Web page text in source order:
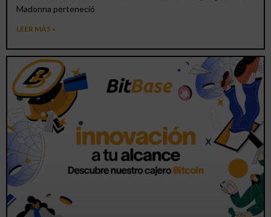
Madonna perteneció
LEER MÁS »